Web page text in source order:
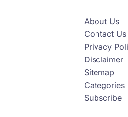
About Us
Contact Us
Privacy
Disclaimer
Sitemap
Categories
Subscribe